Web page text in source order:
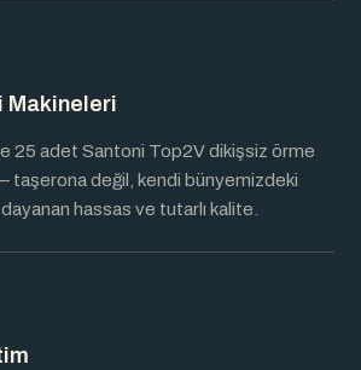
Makineleri
25 adet Santoni Top2V dikişsiz örme
taşerona değil, kendi bünyemizdeki
hassas ve tutarlı kalite.